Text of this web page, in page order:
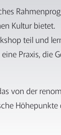
Kultur bietet.
teil und
Praxis, die
von der